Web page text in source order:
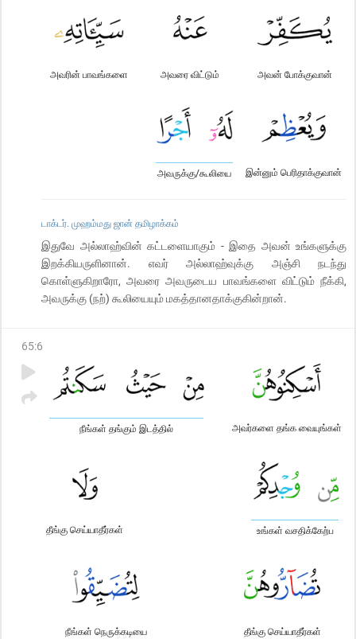
அவன் போக்குவான்
அவரை விட்டும்
அவரின் பாவங்களை
இன்னும் பெரிதாக்குவான்
அவருக்கு/கூலியை
டாக்டர். முஹம்மது ஜான் தமிழாக்கம்
இதுவே அல்லாஹ்வின் கட்டளையாகும் - இதை அவன் உங்களுக்கு
இறக்கியருளினான். எவர் அல்லாஹ்வுக்கு அஞ்சி நடந்து
கொள்ளுகிறாரோ, அவரை அவருடைய பாவங்களை விட்டும் நீக்கி,
அவருக்கு (நற்) கூலியையும் மகத்தானதாக்குகின்றான்.
65:6
அவர்களை தங்க வையுங்கள்
நீங்கள் தங்கும் இடத்தில்
உங்கள் வசதிக்கேற்ப
தீங்கு செய்யாதீர்கள்
தீங்கு செய்யாதீர்கள்
நீங்கள் நெருக்கடியை